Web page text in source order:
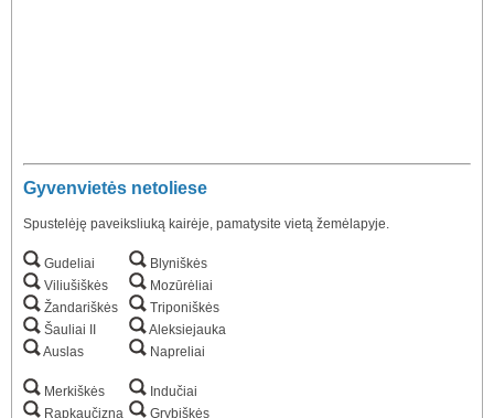
Gyvenvietės netoliese
Spustelėję paveiksliuką kairėje, pamatysite vietą žemėlapyje.
Gudeliai
Viliušiškės
Žandariškės
Šauliai II
Auslas
Merkiškės
Rapkaučizna
Blyniškės
Mozūrėliai
Triponiškės
Aleksiejauka
Napreliai
Indučiai
Grybiškės